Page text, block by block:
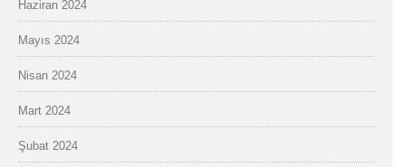
Haziran 2024
Mayıs 2024
Nisan 2024
Mart 2024
Şubat 2024